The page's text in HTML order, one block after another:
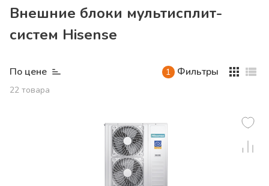
Внешние блоки мультисплит-
систем Hisense
По цене
22 товара
1 Фильтры